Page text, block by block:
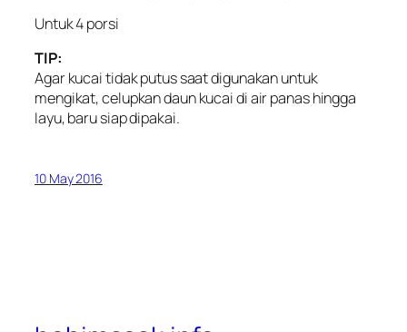
Untuk 4 porsi
TIP:
Agar kucai tidak putus saat digunakan untuk
mengikat, celupkan daun kucai di air panas hingga
Iayu, baru siap dipakai.
10 May 2016